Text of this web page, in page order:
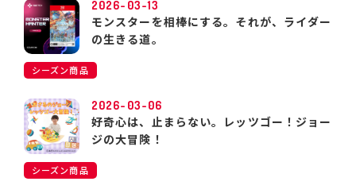
2026-03-13
モンスターを相棒にする。それが、ライダー
の生きる道。
シーズン商品
2026-03-06
好奇心は、止まらない。レッツゴー！ジョー
ジの大冒険！
シーズン商品